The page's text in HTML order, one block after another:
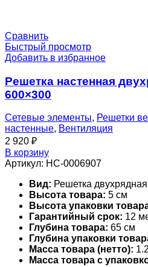
Сравнить
Быстрый просмотр
Добавить в избранное
Решетка настенная
600×300
Сетевые элементы, Решетки
настенные, Вентиляция
2 920 ₽
В корзину
Артикул: НС-0006907
Вид: Решетка двухрядная
Высота товара: 5 см
Высота упаковки
Гарантийный срок: 12
Глубина товара: 65 см
Глубина упаковки
Масса товара (нетто):
Масса товара с